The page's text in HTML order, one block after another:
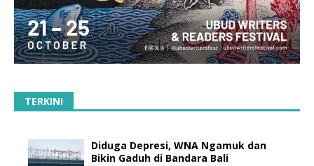
TERKINI
Diduga Depresi, WNA Ngamuk dan
Bikin Gaduh di Bandara Bali